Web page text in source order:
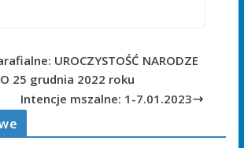
UROCZYSTOŚĆ NARODZE
25 grudnia 2022 roku
Intencje mszalne: 1-7.01.2023